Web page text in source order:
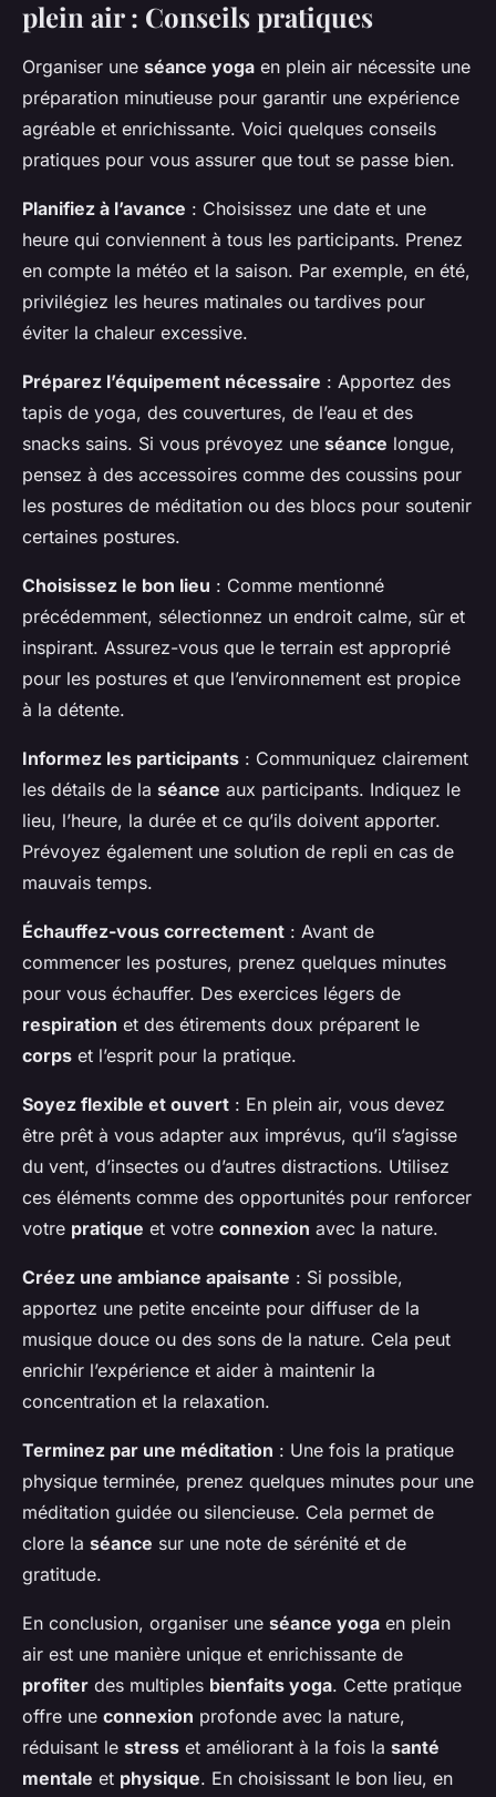
plein air : Conseils pratiques
Organiser une séance yoga en plein air nécessite une
préparation minutieuse pour garantir une expérience
agréable et enrichissante. Voici quelques conseils
pratiques pour vous assurer que tout se passe bien.
Planifiez à l’avance : Choisissez une date et une
heure qui conviennent à tous les participants. Prenez
en compte la météo et la saison. Par exemple, en été,
privilégiez les heures matinales ou tardives pour
éviter la chaleur excessive.
Préparez l’équipement nécessaire : Apportez des
tapis de yoga, des couvertures, de l’eau et des
snacks sains. Si vous prévoyez une séance longue,
pensez à des accessoires comme des coussins pour
les postures de méditation ou des blocs pour soutenir
certaines postures.
Choisissez le bon lieu : Comme mentionné
précédemment, sélectionnez un endroit calme, sûr et
inspirant. Assurez-vous que le terrain est approprié
pour les postures et que l’environnement est propice
à la détente.
Informez les participants : Communiquez clairement
les détails de la séance aux participants. Indiquez le
lieu, l’heure, la durée et ce qu’ils doivent apporter.
Prévoyez également une solution de repli en cas de
mauvais temps.
Échauffez-vous correctement : Avant de
commencer les postures, prenez quelques minutes
pour vous échauffer. Des exercices légers de
respiration et des étirements doux préparent le
corps et l’esprit pour la pratique.
Soyez flexible et ouvert : En plein air, vous devez
être prêt à vous adapter aux imprévus, qu’il s’agisse
du vent, d’insectes ou d’autres distractions. Utilisez
ces éléments comme des opportunités pour renforcer
votre pratique et votre connexion avec la nature.
Créez une ambiance apaisante : Si possible,
apportez une petite enceinte pour diffuser de la
musique douce ou des sons de la nature. Cela peut
enrichir l’expérience et aider à maintenir la
concentration et la relaxation.
Terminez par une méditation : Une fois la pratique
physique terminée, prenez quelques minutes pour une
méditation guidée ou silencieuse. Cela permet de
clore la séance sur une note de sérénité et de
gratitude.
En conclusion, organiser une séance yoga en plein
air est une manière unique et enrichissante de
profiter des multiples bienfaits yoga. Cette pratique
offre une connexion profonde avec la nature,
réduisant le stress et améliorant à la fois la santé
mentale et physique. En choisissant le bon lieu, en